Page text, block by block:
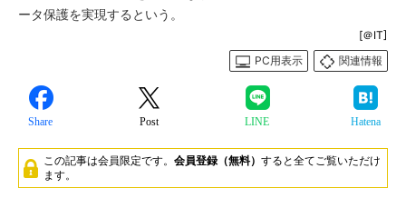
ータ保護を実現するという。
[＠IT]
PC用表示
関連情報
Share Post LINE Hatena
この記事は会員限定です。 会員登録（無料） すると全てご覧いただけ
ます。